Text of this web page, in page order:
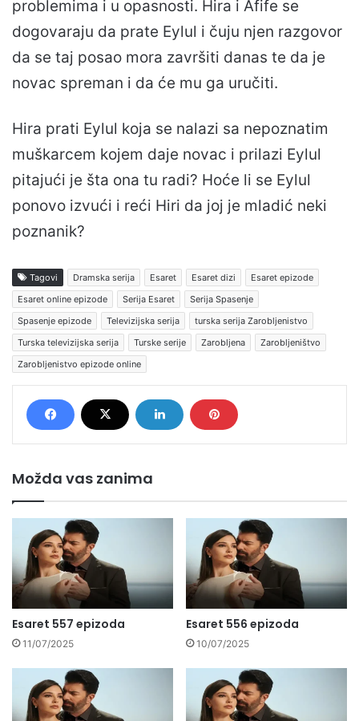
problemima i u opasnosti. Hira i Afife se
dogovaraju da prate Eylul i čuju njen razgovor
da se taj posao mora završiti danas te da je
novac spreman i da će mu ga uručiti.
Hira prati Eylul koja se nalazi sa nepoznatim
muškarcem kojem daje novac i prilazi Eylul
pitajući je šta ona tu radi? Hoće li se Eylul
ponovo izvući i reći Hiri da joj je mladić neki
poznanik?
Tagovi Dramska serija Esaret Esaret dizi
Esaret epizode
Esaret online epizode
Serija Esaret
Serija Spasenje
Spasenje epizode
Televizijska serija
turska serija Zarobljenistvo
Turska televizijska serija
Turske serije Zarobljena
Zarobljeništvo
Zarobljenistvo epizode online
Možda vas zanima
Esaret 557 epizoda
11/07/2025
Esaret 556 epizoda
10/07/2025